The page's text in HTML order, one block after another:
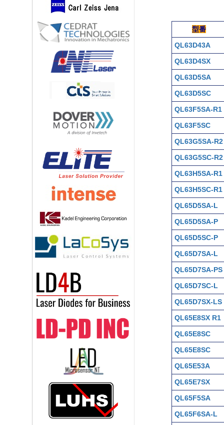
型番
QL63D43A
QL63D4SX
QL63D5SA
QL63D5SC
QL63F5SA-R1
QL63F5SC
QL63G5SA-R2
QL63G5SC-R2
QL63H5SA-R1
QL63H5SC-R1
QL65D5SA-L
QL65D5SA-P
QL65D5SC-P
QL65D7SA-L
QL65D7SA-PS
QL65D7SC-L
QL65D7SX-LS
QL65E8SX R1
QL65E8SC
QL65E8SC
QL65E53A
QL65E7SX
QL65F5SA
QL65F6SA-L